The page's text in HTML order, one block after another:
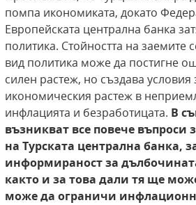
помпа икономиката, докато
Европейската централна банка
политика. Стойността на заемите
вид политика може да постигне
силен растеж, но създава условия
икономическия растеж в
инфлацията и безработицата. В
възникват все повече въпроси
на Турската централна банка,
информираност за
както и за това дали тя ще
може да ограничи